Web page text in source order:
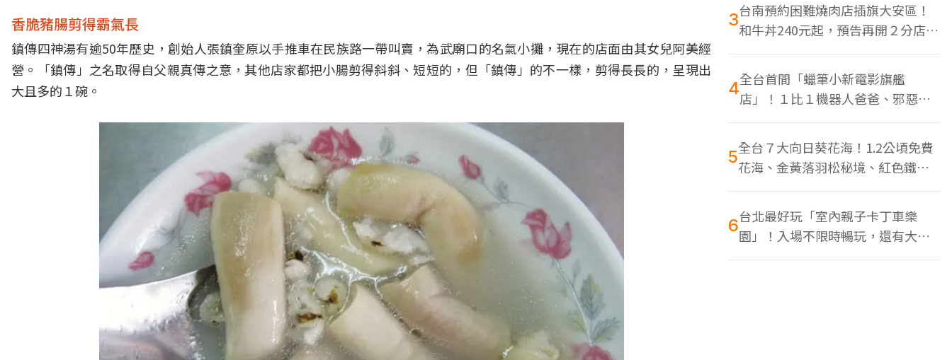
香脆豬腸剪得霸氣長
鎮傳四神湯有逾50年歷史，創始人張鎮奎原以手推車在民族路一帶叫賣，為武廟口的名氣小攤，現在的店面由其女兒阿美經
營。「鎮傳」之名取得自父親真傳之意，其他店家都把小腸剪得斜斜、短短的，但「鎮傳」的不一樣，剪得長長的，呈現出
大且多的１碗。
3台南預約困難燒肉店插旗大安區！
和牛丼240元起，預告再開２分店、
地點曝光
4全台首間「蠟筆小新電影旗艦
店」！１比１機器人爸爸、邪惡正
男，百款周邊買翻
5全台７大向日葵花海！1.2公頃免費
花海、金黃落羽松秘境、紅色鐵橋
同框
6台北最好玩「室內親子卡丁車樂
園」！入場不限時暢玩，還有大螢
幕Switch遊戲區